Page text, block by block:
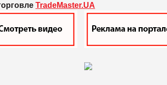
TradeMaster.UA